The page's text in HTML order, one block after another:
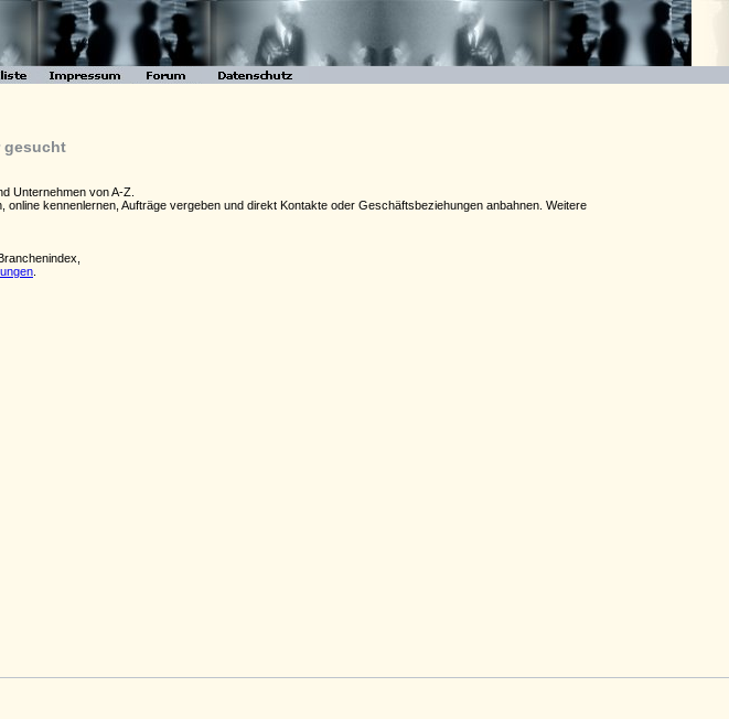
gesucht
Unternehmen von A-Z.
kennenlernen, Aufträge vergeben und direkt Kontakte oder Geschäftsbeziehungen anbahnen. Weitere